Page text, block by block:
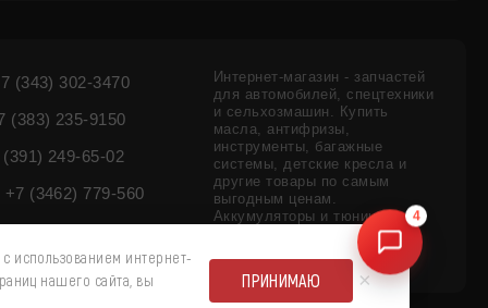
(343) 302-3470
(383) 235-9150
249-65-02
(3462) 779-560
Интернет-магазин - запчастей
для автомобилей, спецтехники
и сельхозмашин. Купить
масла, антифризы,
инструменты, багажные
системы, детские кресла и
другие товары по самым
выгодным ценам.
Аккумуляторы и тюнинг
внедорожников - цены,
4
использованием интернет-
нашего сайта, вы
ПРИНИМАЮ ×